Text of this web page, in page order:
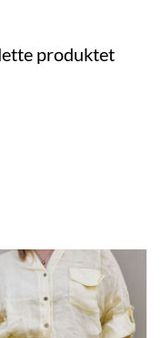
produktet